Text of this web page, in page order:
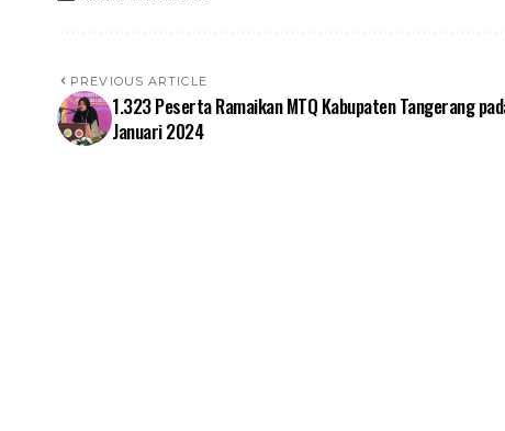
PREVIOUS ARTICLE
1.323 Peserta Ramaikan MTQ Kabupaten Tangerang
Januari 2024